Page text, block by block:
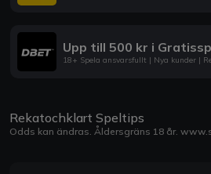
Upp till 500 kr i
18+ Spela ansvarsfullt | Nya kunder |
Rekatochklart Speltips
Odds kan ändras. Åldersgräns 18 år.